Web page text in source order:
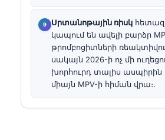
Սրտանոթային ռիսկ
կապում են ավելի բարձր
թրոմբոցիտների
սակայն 2026-ի ոչ մի
խորհուրդ տալիս ասպիրին
միայն MPV-ի հիման վրա։.